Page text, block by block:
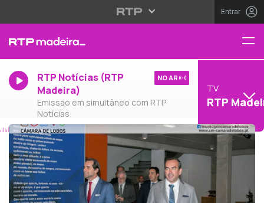
Entrar
RTP Notícias (RTP
Madeira)
Emissão em simultâneo com RTP
Notícias
NO AR
TV
RTP